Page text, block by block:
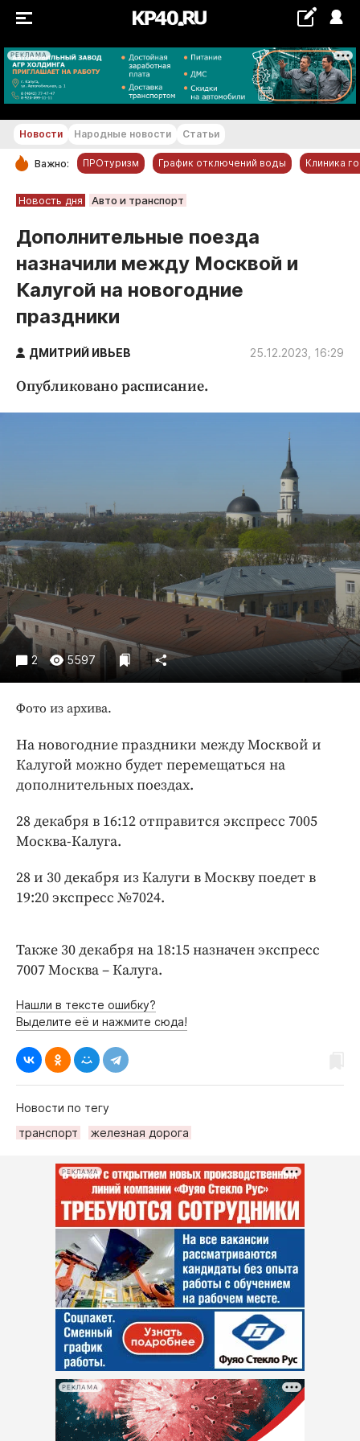
РЕКЛАМА
+29...+30 °С
РУБРИКИ
Статьи
Народные новости
Авто и транспорт
Благоустройство
Культура
Праздники
Происшествия
Спорт
Экономика и бизнес
ПРОЕКТЫ
Блоги
Издания
Клиника года
Бренд года
Работодатель года
Новости Народные новости Статьи
Важно: ПРОтуризм График отключений воды Клиника
Новость дня Авто и транспорт
Дополнительные поезда
назначили между Москвой и
Калугой на новогодние
праздники
ДМИТРИЙ ИВЬЕВ 25.12.2023, 16:29
Опубликовано расписание.
2 5597
Фото из архива.
На новогодние праздники между Москвой и
Калугой можно будет перемещаться на
дополнительных поездах.
28 декабря в 16:12 отправится экспресс 7005
Москва-Калуга.
28 и 30 декабря из Калуги в Москву поедет в
19:20 экспресс №7024.
Также 30 декабря на 18:15 назначен экспресс
7007 Москва – Калуга.
Нашли в тексте ошибку?
Выделите её и нажмите сюда!
Новости по тегу
транспорт
железная дорога
РЕКЛАМА
РЕКЛАМА